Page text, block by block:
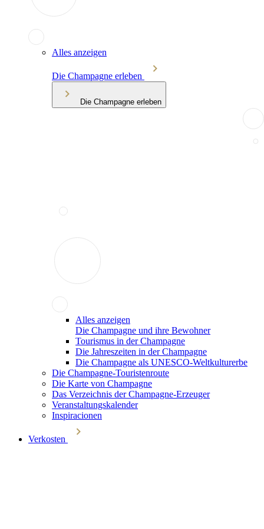
Alles anzeigen
Die Champagne erleben
Die Champagne erleben
Alles anzeigen
Die Champagne und ihre Bewohner
Tourismus in der Champagne
Die Jahreszeiten in der Champagne
Die Champagne als UNESCO-Weltkulturerbe
Die Champagne-Touristenroute
Die Karte von Champagne
Das Verzeichnis der Champagne-Erzeuger
Veranstaltungskalender
Inspiracionen
Verkosten